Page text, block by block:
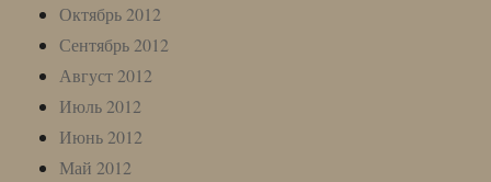
Октябрь 2012
Сентябрь 2012
Август 2012
Июль 2012
Июнь 2012
Май 2012